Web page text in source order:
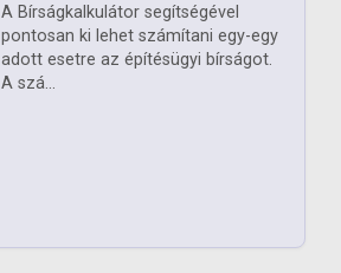
A Bírságkalkulátor segítségével
pontosan ki lehet számítani egy-egy
adott esetre az építésügyi bírságot.
A szá...